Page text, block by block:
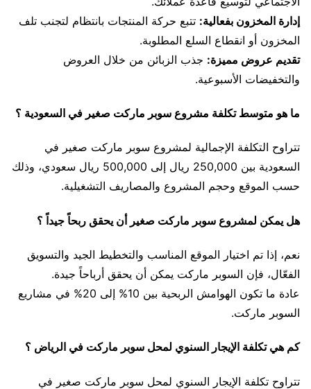
إدارة المخزون بفعالية: تتبع حركة المنتجات بانتظام لتجنب تلف
المخزون أو انقطاع السلع المطلوبة.
تقديم عروض مميزة: جذب الزبائن من خلال العروض
والتخفيضات الأسبوعية.
ما هو متوسط تكلفة مشروع سوبر ماركت صغير في السعودية ؟
تتراوح التكلفة الإجمالية لمشروع سوبر ماركت صغير في
السعودية بين 250,000 ريال إلى 500,000 ريال سعودي، وذلك
حسب الموقع وحجم المشروع والمصاريف التشغيلية.
هل يمكن لمشروع سوبر ماركت صغير أن يحقق ربحاً جيداً ؟
نعم، إذا تم اختيار الموقع المناسب والتخطيط الجيد والتسويق
الفعّال، فإن السوبر ماركت يمكن أن يحقق أرباحاً جيدة.
عادة ما تكون الهوامش الربحية بين 10% إلى 20% في مشاريع
السوبر ماركت.
كم هي تكلفة الإيجار السنوي لمحل سوبر ماركت في الرياض ؟
تتراوح تكلفة الإيجار السنوي لمحل سوبر ماركت صغير في